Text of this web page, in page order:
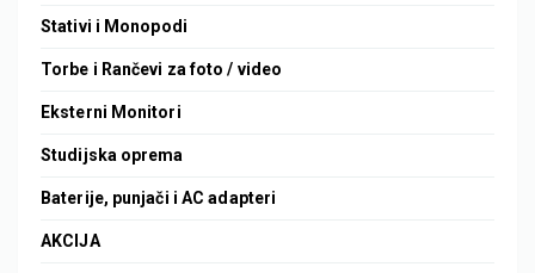
Stativi i Monopodi
Torbe i Rančevi za foto / video
Eksterni Monitori
Studijska oprema
Baterije, punjači i AC adapteri
AKCIJA